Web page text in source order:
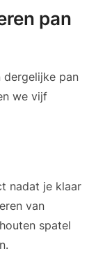
pan
dergelijke pan
we vijf
nadat je klaar
van
spatel